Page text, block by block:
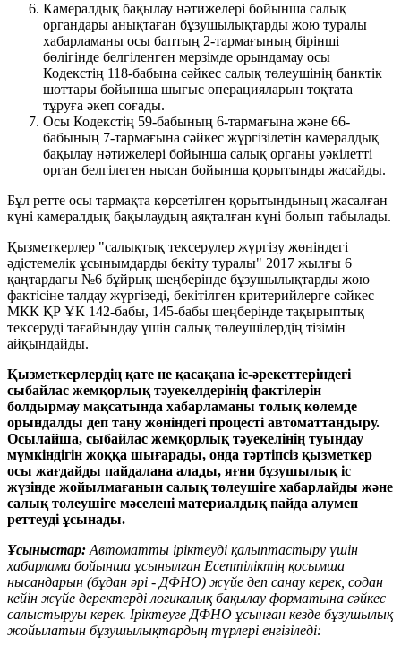
Камералдық бақылау нәтижелері бойынша салық
органдары анықтаған бұзушылықтарды жою туралы
хабарламаны осы баптың 2-тармағының бірінші
бөлігінде белгіленген мерзімде орындамау осы
Кодекстің 118-бабына сәйкес салық төлеушінің банктік
шоттары бойынша шығыс операцияларын тоқтата
тұруға әкеп соғады.
Осы Кодекстің 59-бабының 6-тармағына және 66-
бабының 7-тармағына сәйкес жүргізілетін камералдық
бақылау нәтижелері бойынша салық органы уәкілетті
орган белгілеген нысан бойынша қорытынды жасайды.
Бұл ретте осы тармақта көрсетілген қорытындының жасалған
күні камералдық бақылаудың аяқталған күні болып табылады.
Қызметкерлер "салықтық тексерулер жүргізу жөніндегі
әдістемелік ұсынымдарды бекіту туралы" 2017 жылғы 6
қаңтардағы №6 бұйрық шеңберінде бұзушылықтарды жою
фактісіне талдау жүргізеді, бекітілген критерийлерге сәйкес
МКК ҚР ҰК 142-бабы, 145-бабы шеңберінде тақырыптық
тексеруді тағайындау үшін салық төлеушілердің тізімін
айқындайды.
Қызметкерлердің қате не қасақана іс-әрекеттеріндегі
сыбайлас жемқорлық тәуекелдерінің фактілерін
болдырмау мақсатында хабарламаны толық көлемде
орындалды деп тану жөніндегі процесті автоматтандыру.
Осылайша, сыбайлас жемқорлық тәуекелінің туындау
мүмкіндігін жоққа шығарады, онда тәртіпсіз қызметкер
осы жағдайды пайдалана алады, яғни бұзушылық іс
жүзінде жойылмағанын салық төлеушіге хабарлайды және
салық төлеушіге мәселені материалдық пайда алумен
реттеуді ұсынады.
Ұсыныстар:Автоматты іріктеуді қалыптастыру үшін
хабарлама бойынша ұсынылған Есептіліктің қосымша
нысандарын (бұдан әрі - ДФНО) жүйе деп санау керек, содан
кейін жүйе деректерді логикалық бақылау форматына сәйкес
салыстыруы керек. Іріктеуге ДФНО ұсынған кезде бұзушылық
жойылатын бұзушылықтардың түрлері енгізіледі: